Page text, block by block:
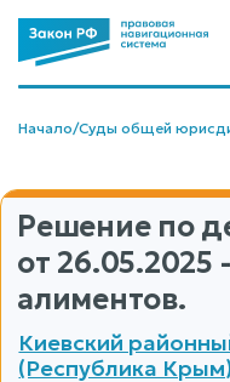
Начало/Суды общей
Решение по
от 26.05.2025
алиментов.
Киевский
(Республика